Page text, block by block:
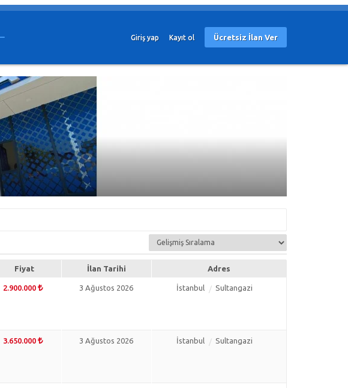
Giriş yap Kayıt ol Ücretsiz İlan Ver
Fiyat İlan Tarihi Adres
2.900.000 3 Ağustos 2026 İstanbul Sultangazi
3.650.000 3 Ağustos 2026 İstanbul Sultangazi